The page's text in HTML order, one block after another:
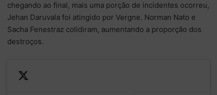
chegando ao final, mais uma porção de incidentes ocorreu,
Jehan Daruvala foi atingido por Vergne. Norman Nato e
Sacha Fenestraz colidiram, aumentando a proporção dos
destroços.